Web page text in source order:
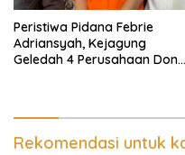
Peristiwa Pidana Febrie
Adriansyah, Kejagung
Geledah 4 Perusahaan Don
Rekomendasi untuk